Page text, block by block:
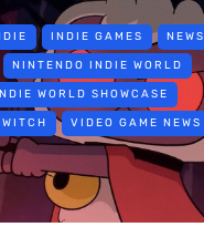
INDIE GAMES NEWS
NINTENDO INDIE WORLD
WORLD SHOWCASE
VIDEO GAME NEWS